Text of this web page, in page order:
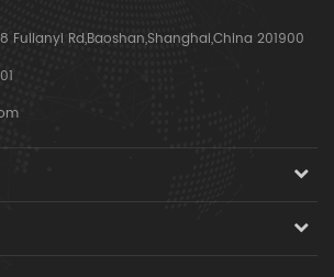
Fulianyi Rd,Baoshan,Shanghai,China 201900